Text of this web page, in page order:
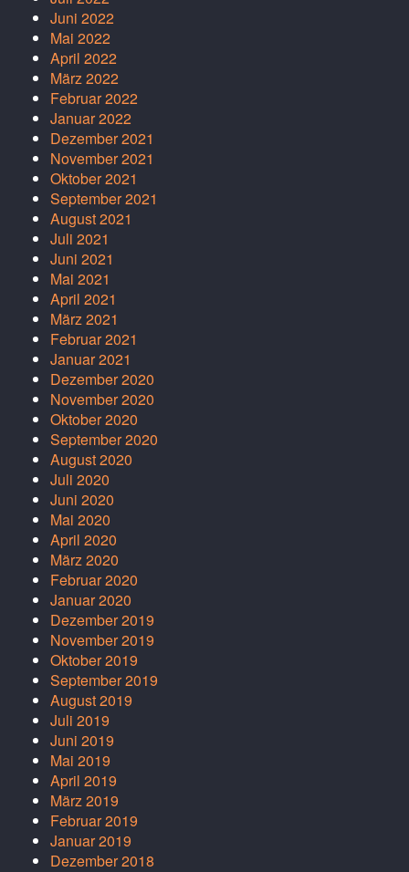
Juni 2022
Mai 2022
April 2022
März 2022
Februar 2022
Januar 2022
Dezember 2021
November 2021
Oktober 2021
September 2021
August 2021
Juli 2021
Juni 2021
Mai 2021
April 2021
März 2021
Februar 2021
Januar 2021
Dezember 2020
November 2020
Oktober 2020
September 2020
August 2020
Juli 2020
Juni 2020
Mai 2020
April 2020
März 2020
Februar 2020
Januar 2020
Dezember 2019
November 2019
Oktober 2019
September 2019
August 2019
Juli 2019
Juni 2019
Mai 2019
April 2019
März 2019
Februar 2019
Januar 2019
Dezember 2018